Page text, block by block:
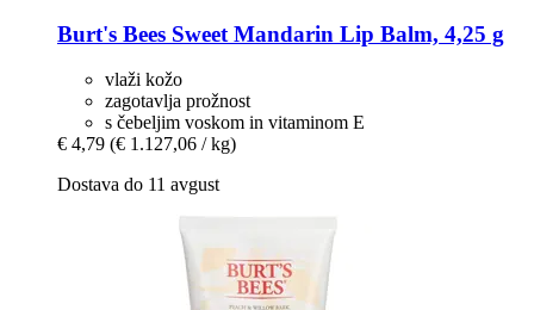
Burt's Bees Sweet Mandarin Lip Balm, 4,25 g
vlaži kožo
zagotavlja prožnost
s čebeljim voskom in vitaminom E
€ 4,79 (€ 1.127,06 / kg)
Dostava do 11 avgust